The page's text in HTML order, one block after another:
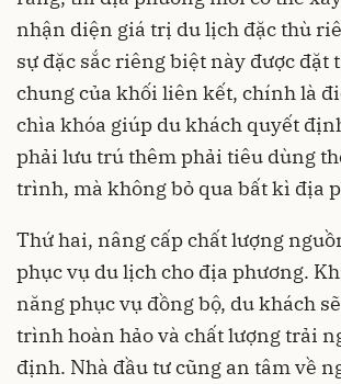
nhận diện giá trị du lịch đặc thù
sự đặc sắc riêng biệt này được đặt
chung của khối liên kết, chính là
chìa khóa giúp du khách quyết
phải lưu trú thêm phải tiêu dùng
trình, mà không bỏ qua bất kì địa
Thứ hai, nâng cấp chất lượng
phục vụ du lịch cho địa phương.
năng phục vụ đồng bộ, du khách
trình hoàn hảo và chất lượng trải
định. Nhà đầu tư cũng an tâm về